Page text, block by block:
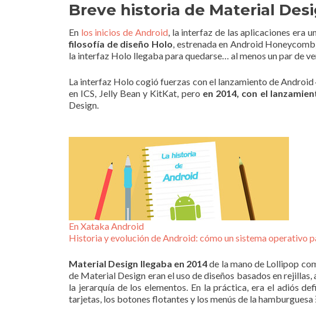
Breve historia de Material
En los inicios de Android, la interfaz de las aplicaciones era
filosofía de diseño Holo, estrenada en Android
la interfaz Holo llegaba para quedarse… al menos un par de
La interfaz Holo cogió fuerzas con el lanzamiento de Android
en ICS, Jelly Bean y KitKat, pero en 2014, con el
Design.
En Xataka Android
Historia y evolución de Android: cómo un sistema operativo
Material Design llegaba en 2014de la mano de Lollipop
de Material Design eran el uso de diseños basados en
la jerarquía de los elementos. En la práctica, era el adiós
tarjetas, los botones flotantes y los menús de la